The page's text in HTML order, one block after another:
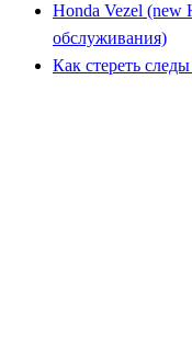
Honda Vezel (new
обслуживания)
Как стереть